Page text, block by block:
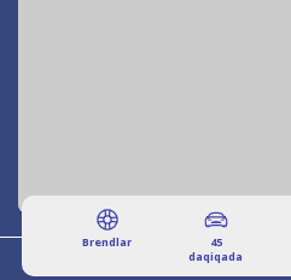
Brendlar
45
daqiqada
© 2011-2026 DRIVER'S VILLAGE!